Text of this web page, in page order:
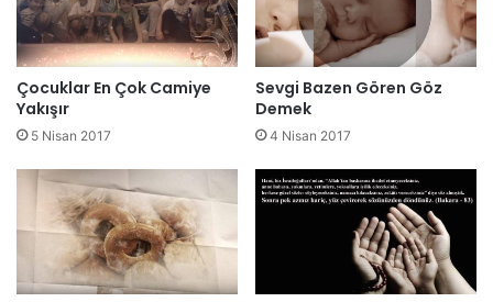
i
n
i
i
r
i
Çocuklar En Çok Camiye
Yakışır
5 Nisan 2017
Sevgi Bazen Gören Göz
Demek
4 Nisan 2017